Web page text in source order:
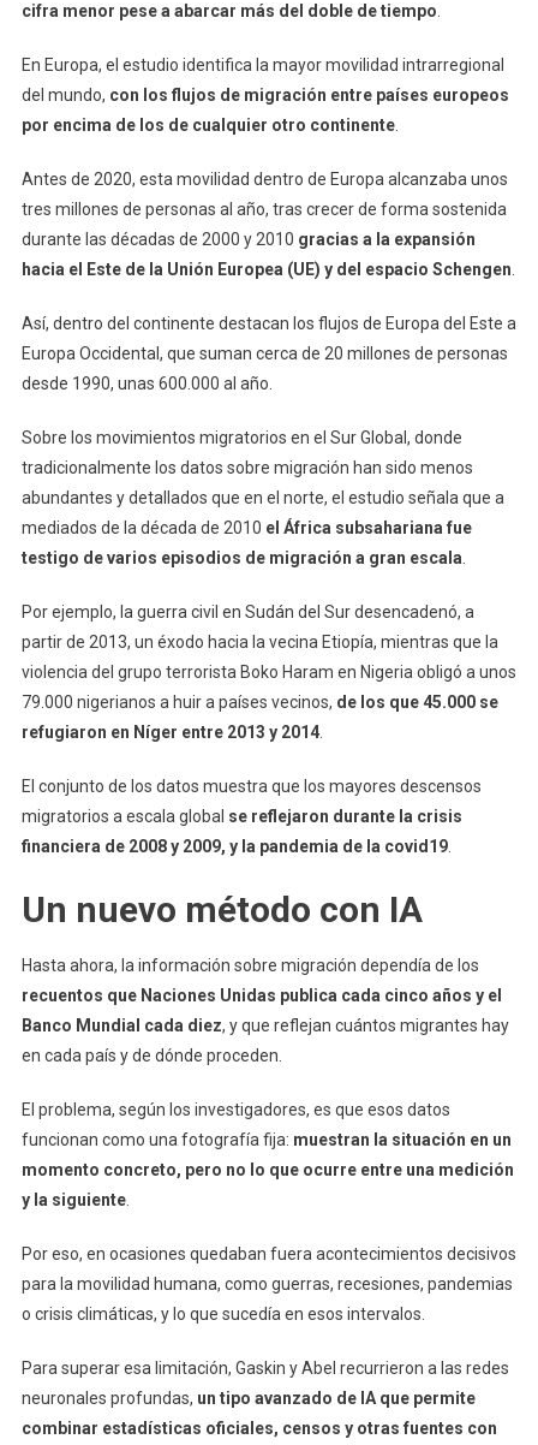
cifra menor pese a abarcar más del doble de tiempo
En Europa, el estudio identifica la mayor movilidad intrarregional
del mundo, con los flujos de migración entre países europeos
por encima de los de cualquier otro continente.
Antes de 2020, esta movilidad dentro de Europa alcanzaba unos
tres millones de personas al año, tras crecer de forma sostenida
durante las décadas de 2000 y 2010 gracias a la expansión
hacia el Este de la Unión Europea (UE) y del espacio Schengen
Así, dentro del continente destacan los flujos de Europa del Este a
Europa Occidental, que suman cerca de 20 millones de personas
desde 1990, unas 600.000 al año.
Sobre los movimientos migratorios en el Sur Global, donde
tradicionalmente los datos sobre migración han sido menos
abundantes y detallados que en el norte, el estudio señala que a
mediados de la década de 2010 el África subsahariana fue
testigo de varios episodios de migración a gran escala
Por ejemplo, la guerra civil en Sudán del Sur desencadenó, a
partir de 2013, un éxodo hacia la vecina Etiopía, mientras que la
violencia del grupo terrorista Boko Haram en Nigeria obligó a unos
79.000 nigerianos a huir a países vecinos, de los que 45.000 se
refugiaron en Níger entre 2013 y 2014.
El conjunto de los datos muestra que los mayores descensos
migratorios a escala global se reflejaron durante la crisis
financiera de 2008 y 2009, y la pandemia de la covid19.
Un nuevo método con IA
Hasta ahora, la información sobre migración dependía de los
recuentos que Naciones Unidas publica cada cinco años y el
Banco Mundial cada diez, y que reflejan cuántos migrantes hay
en cada país y de dónde proceden.
El problema, según los investigadores, es que esos datos
funcionan como una fotografía fija: muestran la situación en un
momento concreto, pero no lo que ocurre entre una medición
y la siguiente.
Por eso, en ocasiones quedaban fuera acontecimientos decisivos
para la movilidad humana, como guerras, recesiones, pandemias
o crisis climáticas, y lo que sucedía en esos intervalos.
Para superar esa limitación, Gaskin y Abel recurrieron a las redes
neuronales profundas, un tipo avanzado de IA que permite
combinar estadísticas oficiales, censos y otras fuentes con